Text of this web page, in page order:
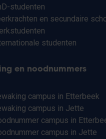
studenten
en secundaire
studenten
en noodnummers
campus in Etterbeek
campus in Jette
campus in
campus in Jette